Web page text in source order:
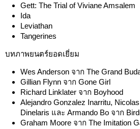
Gett: The Trial of Viviane Amsalem
Ida
Leviathan
Tangerines
บทภาพยนตร์ยอดเยี่ยม
Wes Anderson จาก The Grand
Gillian Flynn จาก Gone Girl
Richard Linklater จาก Boyhood
Alejandro Gonzalez Inarritu,
Dinelaris และ Armando Bo จาก
Graham Moore จาก The Imitation